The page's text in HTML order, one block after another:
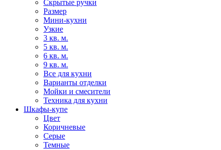
Скрытые ручки
Размер
Мини-кухни
Узкие
3 кв. м.
5 кв. м.
6 кв. м.
9 кв. м.
Все для кухни
Варианты отделки
Мойки и смесители
Техника для кухни
Шкафы-купе
Цвет
Коричневые
Серые
Темные